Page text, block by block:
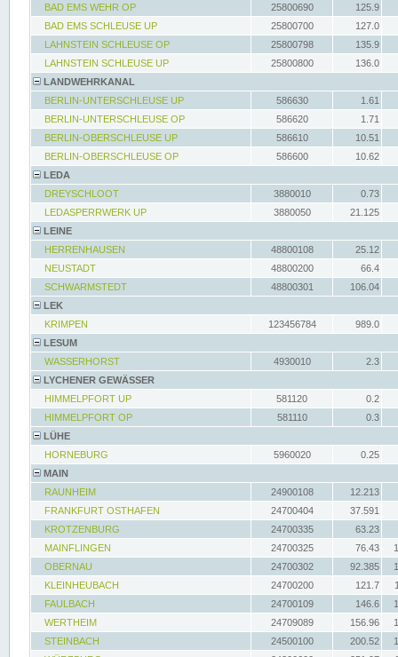
BAD EMS WEHR OP
25800690
125.9
BAD EMS SCHLEUSE UP
25800700
127.0
LAHNSTEIN SCHLEUSE OP
25800798
135.9
LAHNSTEIN SCHLEUSE UP
25800800
136.0
LANDWEHRKANAL
BERLIN-UNTERSCHLEUSE UP
586630
1.61
BERLIN-UNTERSCHLEUSE OP
586620
1.71
BERLIN-OBERSCHLEUSE UP
586610
10.51
BERLIN-OBERSCHLEUSE OP
586600
10.62
LEDA
DREYSCHLOOT
3880010
0.73
LEDASPERRWERK UP
3880050
21.125
LEINE
HERRENHAUSEN
48800108
25.12
NEUSTADT
48800200
66.4
SCHWARMSTEDT
48800301
106.04
LEK
KRIMPEN
123456784
989.0
LESUM
WASSERHORST
4930010
2.3
LYCHENER GEWÄSSER
HIMMELPFORT UP
581120
0.2
HIMMELPFORT OP
581110
0.3
LÜHE
HORNEBURG
5960020
0.25
MAIN
RAUNHEIM
24900108
12.213
FRANKFURT OSTHAFEN
24700404
37.591
KROTZENBURG
24700335
63.23
MAINFLINGEN
24700325 76.43
OBERNAU
24700302 92.385
KLEINHEUBACH
24700200 121.7
FAULBACH
24700109 146.6
WERTHEIM
24709089 156.96
STEINBACH
24500100 200.52